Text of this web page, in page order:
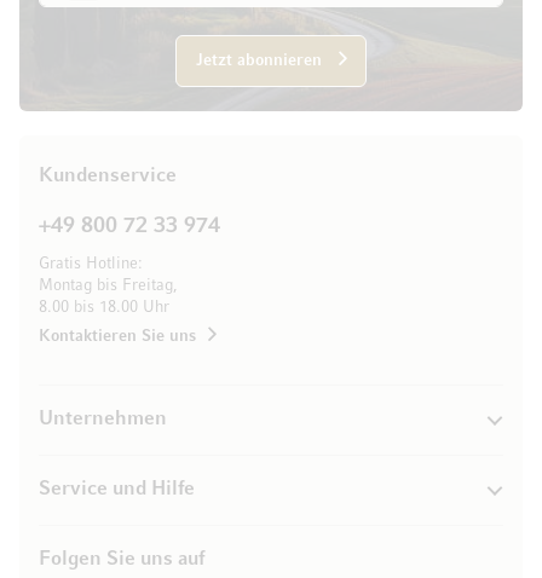
Jetzt abonnieren
Kundenservice
+49 800 72 33 974
Gratis Hotline:
Montag bis Freitag,
8.00 bis 18.00 Uhr
Kontaktieren Sie uns
Unternehmen
Service und Hilfe
Folgen Sie uns auf